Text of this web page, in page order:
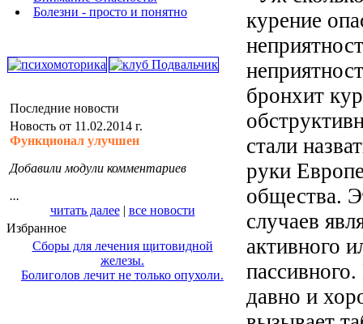
Болезни - просто и понятно
Последние новости
Новость от 11.02.2014 г.
Функционал улучшен
Добавили модули комментариев
...
читать далее| все новости
Избранное
Сборы для лечения щитовидной
железы.
Болиголов лечит не только опухоли.
курение
бронхит
стали
руки
общества.
случаев
активного
давно и